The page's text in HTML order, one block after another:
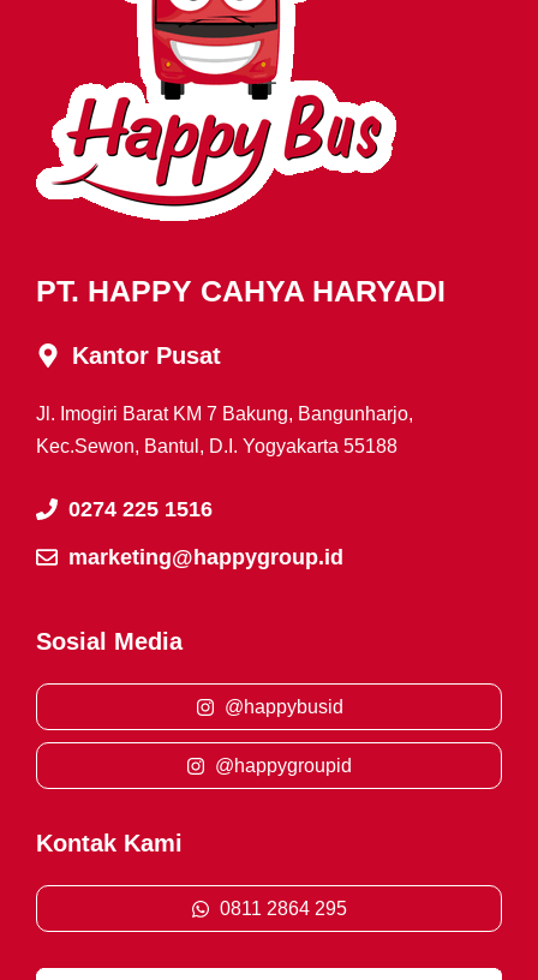
PT. HAPPY CAHYA HARYADI
Kantor Pusat
Jl. Imogiri Barat KM 7 Bakung, Bangunharjo,
Kec.Sewon, Bantul, D.I. Yogyakarta 55188
0274 225 1516
marketing@happygroup.id
Sosial Media
@happybusid
@happygroupid
Kontak Kami
0811 2864 295